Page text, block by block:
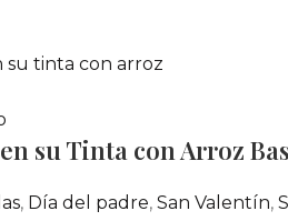
su Tinta con Arroz
, Día del padre, San Valentín,